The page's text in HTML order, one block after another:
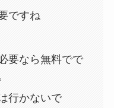
ですね
要なら無料でで
行かないで